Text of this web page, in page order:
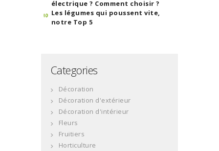
électrique ? Comment choisir ?
Les légumes qui poussent vite,
notre Top 5
Categories
Décoration
Décoration d'extérieur
Décoration d'intérieur
Fleurs
Fruitiers
Horticulture